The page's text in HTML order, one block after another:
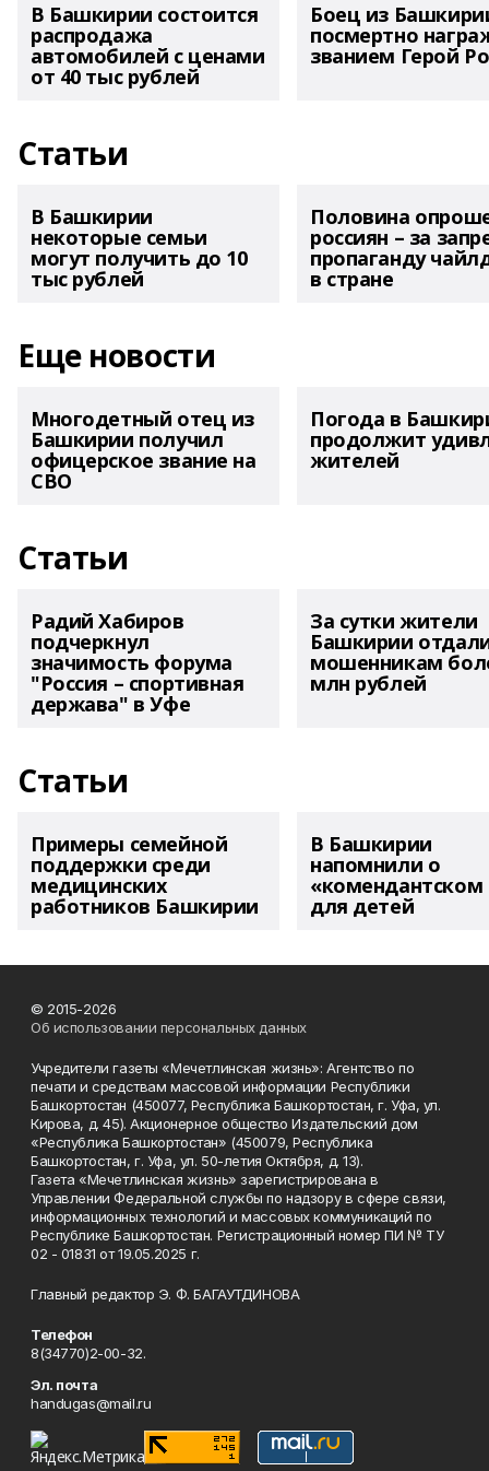
В Башкирии состоится
распродажа
автомобилей с ценами
от 40 тыс рублей
Боец из
посмертно
званием Герой
Статьи
В Башкирии
некоторые семьи
могут получить до 10
тыс рублей
Половина
россиян – за
пропаганду
в стране
Еще новости
Многодетный отец из
Башкирии получил
офицерское звание на
СВО
Погода в
продолжит
жителей
Статьи
Радий Хабиров
подчеркнул
значимость форума
"Россия – спортивная
держава" в Уфе
За сутки жители
Башкирии
мошенникам
млн рублей
Статьи
Примеры семейной
поддержки среди
медицинских
работников Башкирии
В Башкирии
напомнили о
«комендантском
для детей
© 2015-2026
Об использовании персональных данных
Учредители газеты «Мечетлинская жизнь»: Агентство по
печати и средствам массовой информации Республики
Башкортостан (450077, Республика Башкортостан, г. Уфа, ул.
Кирова, д. 45). Акционерное общество Издательский дом
«Республика Башкортостан» (450079, Республика
Башкортостан, г. Уфа, ул. 50-летия Октября, д. 13).
Газета «Мечетлинская жизнь» зарегистрирована в
Управлении Федеральной службы по надзору в сфере связи,
информационных технологий и массовых коммуникаций по
Республике Башкортостан. Регистрационный номер ПИ № ТУ
02 - 01831 от 19.05.2025 г.
Главный редактор Э. Ф. БАГАУТДИНОВА
Телефон
8(34770)2-00-32.
Эл. почта
handugas@mail.ru